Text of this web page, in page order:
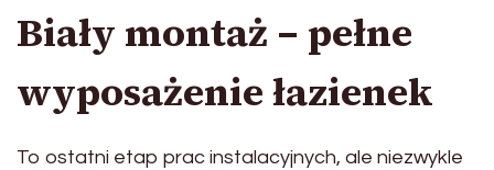
Biały montaż – pełne
wyposażenie łazienek
To ostatni etap prac instalacyjnych, ale niezwykle